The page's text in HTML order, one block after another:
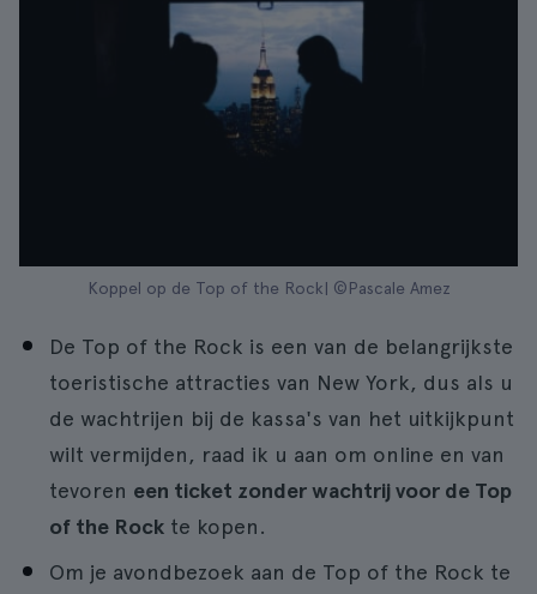
Koppel op de Top of the Rock| ©Pascale Amez
De Top of the Rock is een van de belangrijkste
toeristische attracties van New York, dus als u
de wachtrijen bij de kassa's van het uitkijkpunt
wilt vermijden, raad ik u aan om online en van
tevoren een ticket zonder wachtrij voor de Top
of the Rock te kopen.
Om je avondbezoek aan de Top of the Rock te